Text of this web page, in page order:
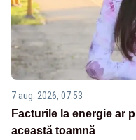
7 aug. 2026, 07:53
Facturile la energie ar
această toamnă